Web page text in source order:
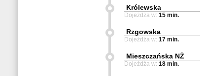
Królewska
Dojeżdża w: 15 min.
Rzgowska
Dojeżdża w: 17 min.
Mieszczańska NŻ
Dojeżdża w: 18 min.